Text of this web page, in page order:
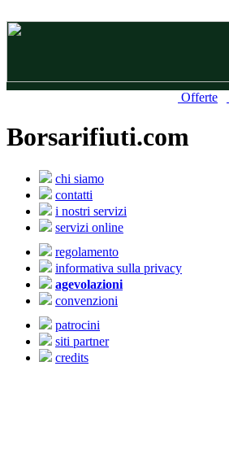
Offerte
Borsarifiuti.com
chi siamo
contatti
i nostri servizi
servizi online
regolamento
informativa sulla privacy
agevolazioni
convenzioni
patrocini
siti partner
credits